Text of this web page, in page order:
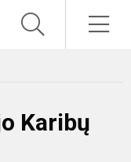
Karibų